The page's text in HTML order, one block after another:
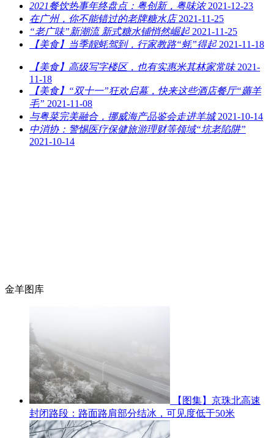
2021餐饮热事年终盘点：粤创新，粤味浓 2021-12-23
在广州，你不能错过的老牌糖水店 2021-11-25
“老广味”新潮流 新式糖水铺悄然崛起 2021-11-25
【美食】当季靓蚝驾到，行家教路“蚝”得起 2021-11-18
【美食】高级写字楼区，也有实惠米其林家常味 2021-
11-18
【美食】“双十一”狂欢启幕，快来这些酒店餐厅“薅羊
毛” 2021-11-08
与粤菜完美融合，挪威海产品鉴会走进羊城 2021-10-14
中消协：警惕医疗保健旅游理财等领域“坑老陷阱”
2021-10-14
金羊图库
【图集】京珠北高速
封闭路段：路面路肩部分结冰，可见度低于50米